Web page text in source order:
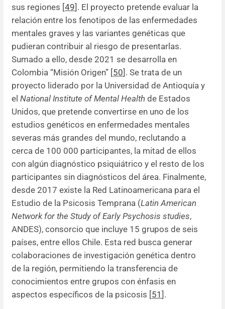
sus regiones [49]. El proyecto pretende evaluar la
relación entre los fenotipos de las enfermedades
mentales graves y las variantes genéticas que
pudieran contribuir al riesgo de presentarlas.
Sumado a ello, desde 2021 se desarrolla en
Colombia “Misión Origen” [50]. Se trata de un
proyecto liderado por la Universidad de Antioquía y
el National Institute of Mental Health de Estados
Unidos, que pretende convertirse en uno de los
estudios genéticos en enfermedades mentales
severas más grandes del mundo, reclutando a
cerca de 100 000 participantes, la mitad de ellos
con algún diagnóstico psiquiátrico y el resto de los
participantes sin diagnósticos del área. Finalmente,
desde 2017 existe la Red Latinoamericana para el
Estudio de la Psicosis Temprana (Latin American
Network for the Study of Early Psychosis studies,
ANDES), consorcio que incluye 15 grupos de seis
países, entre ellos Chile. Esta red busca generar
colaboraciones de investigación genética dentro
de la región, permitiendo la transferencia de
conocimientos entre grupos con énfasis en
aspectos específicos de la psicosis [51 ].